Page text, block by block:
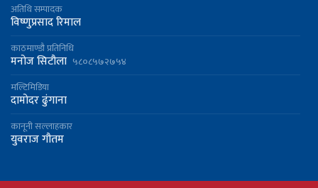
अतिथि सम्पादक
विष्णुप्रसाद रिमाल
काठमाण्डौ प्रतिनिधि
मनोज सिटौला ५८०८५७२७५४
मल्टिमिडिया
दामोदर ढुंगाना
कानूनी सल्लाहकार
युवराज गौतम